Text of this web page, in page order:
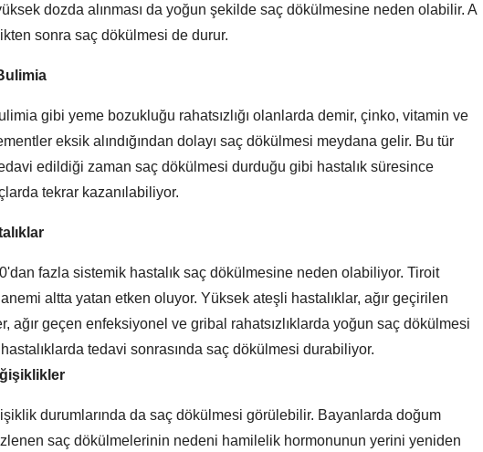
dozda alınması da yoğun şekilde saç dökülmesine neden olabilir. A
sonra saç dökülmesi de durur.
gibi yeme bozukluğu rahatsızlığı olanlarda demir, çinko, vitamin ve
eksik alındığından dolayı saç dökülmesi meydana gelir. Bu tür
edildiği zaman saç dökülmesi durduğu gibi hastalık süresince
tekrar kazanılabiliyor.
fazla sistemik hastalık saç dökülmesine neden olabiliyor. Tiroit
anemi altta yatan etken oluyor. Yüksek ateşli hastalıklar, ağır geçirilen
ağır geçen enfeksiyonel ve gribal rahatsızlıklarda yoğun saç dökülmesi
tedavi sonrasında saç dökülmesi durabiliyor.
durumlarında da saç dökülmesi görülebilir. Bayanlarda doğum
saç dökülmelerinin nedeni hamilelik hormonunun yerini yeniden